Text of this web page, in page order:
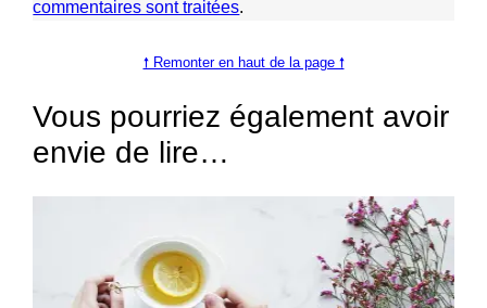
commentaires sont traitées.
🠕 Remonter en haut de la page 🠕
Vous pourriez également avoir
envie de lire…